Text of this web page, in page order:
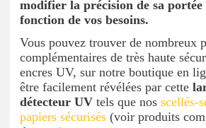
modifier la précision de sa portée
fonction de vos besoins.
Vous pouvez trouver de nombreux
complémentaires de très haute
encres UV, sur notre boutique en
être facilement révélées par cette
détecteur UV tels que nos scellés-
papiers sécurisés (voir produits